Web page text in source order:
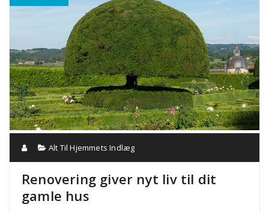
Alt Til Hjemmets Indlæg
Renovering giver nyt liv til dit
gamle hus